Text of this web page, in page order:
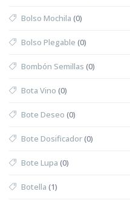
Bolso Mochila (0)
Bolso Plegable (0)
Bombón Semillas (0)
Bota Vino (0)
Bote Deseo (0)
Bote Dosificador(0)
Bote Lupa (0)
Botella (1)